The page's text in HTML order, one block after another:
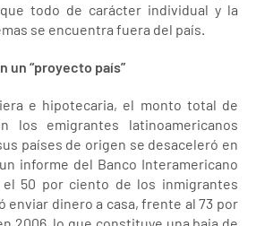
todo de carácter individual y la
se encuentra fuera del país.
un “proyecto país”
e hipotecaria, el monto total de
los emigrantes latinoamericanos
países de origen se desaceleró en
informe del Banco Interamericano
el 50 por ciento de los inmigrantes
enviar dinero a casa, frente al 73 por